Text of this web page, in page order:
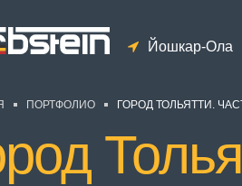
Йошкар-Ола
ПОРТФОЛИО ГОРОД ТОЛЬЯТТИ.